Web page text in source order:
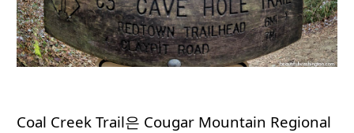
Coal Creek Trail은 Cougar Mountain Regional